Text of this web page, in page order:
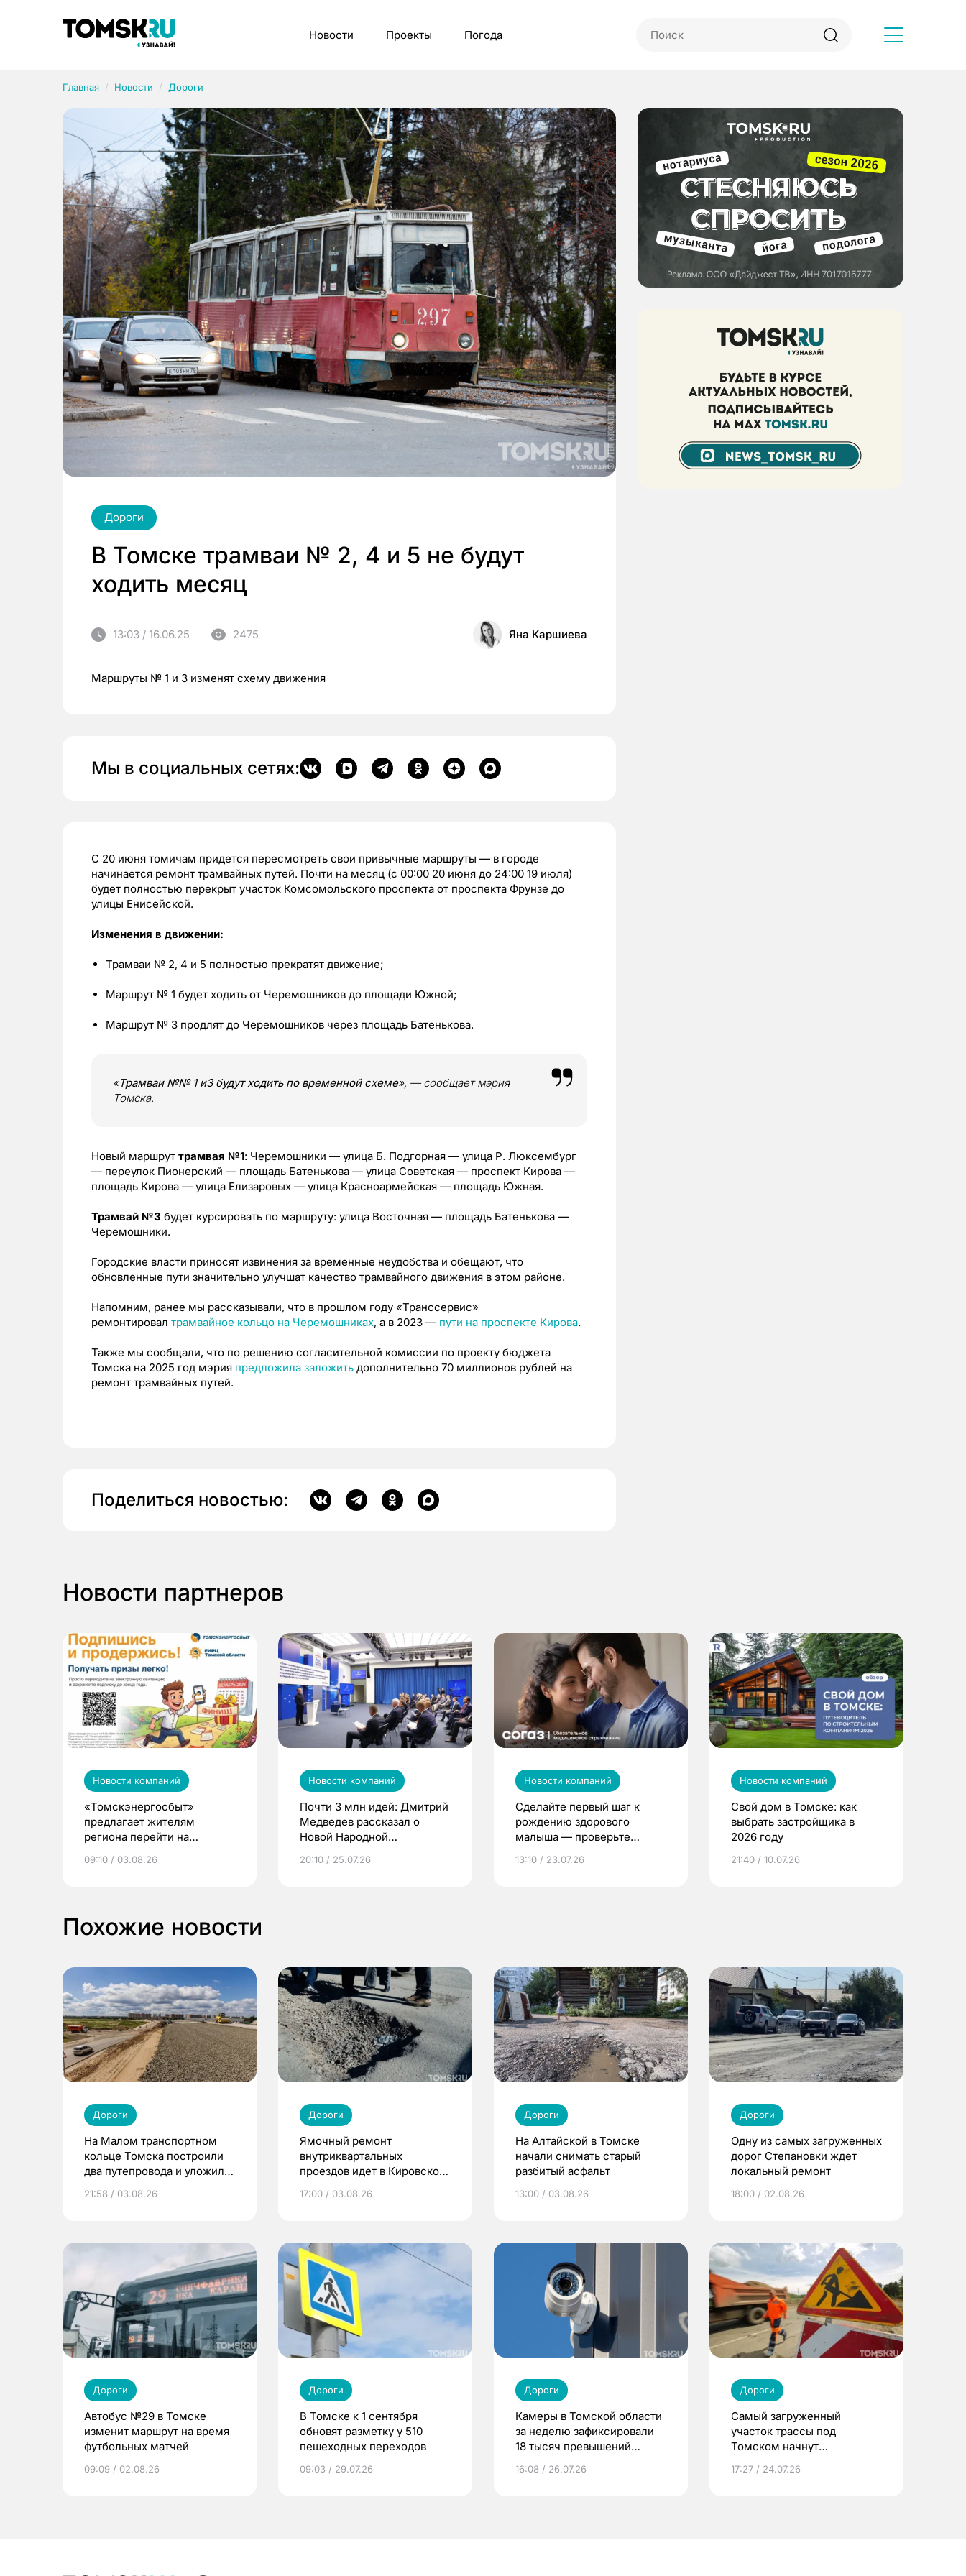
Новости Проекты Погода
Главная Новости Дороги
Дороги
В Томске трамваи № 2, 4 и 5 не будут
ходить месяц
13:03 / 16.06.25 2475 Яна Каршиева
Маршруты № 1 и 3 изменят схему движения
Мы в социальных сетях:
С 20 июня томичам придется пересмотреть свои привычные маршруты — в городе
начинается ремонт трамвайных путей. Почти на месяц (с 00:00 20 июня до 24:00 19 июля)
будет полностью перекрыт участок Комсомольского проспекта от проспекта Фрунзе до
улицы Енисейской.
Изменения в движении:
Трамваи № 2, 4 и 5 полностью прекратят движение;
Маршрут № 1 будет ходить от Черемошников до площади Южной;
Маршрут № 3 продлят до Черемошников через площадь Батенькова.
«Трамваи №№ 1 и3 будут ходить по временной схеме», — сообщает мэрия
Томска.
Новый маршрут трамвая №1: Черемошники — улица Б. Подгорная — улица Р. Люксембург
— переулок Пионерский — площадь Батенькова — улица Советская — проспект Кирова —
площадь Кирова — улица Елизаровых — улица Красноармейская — площадь Южная.
Трамвай №3 будет курсировать по маршруту: улица Восточная — площадь Батенькова —
Черемошники.
Городские власти приносят извинения за временные неудобства и обещают, что
обновленные пути значительно улучшат качество трамвайного движения в этом районе.
Напомним, ранее мы рассказывали, что в прошлом году «Транссервис»
ремонтировал трамвайное кольцо на Черемошниках, а в 2023 — пути на проспекте Кирова.
Также мы сообщали, что по решению согласительной комиссии по проекту бюджета
Томска на 2025 год мэрия предложила заложить дополнительно 70 миллионов рублей на
ремонт трамвайных путей.
Поделиться новостью:
Новости партнеров
Новости компаний
«Томскэнергосбыт»
предлагает жителям
региона перейти на
выиграть призы
09:10 / 03.08.26
Новости компаний
Почти 3 млн идей: Дмитрий
Медведев рассказал о
Новой Народной
20:10 / 25.07.26
Новости компаний
Сделайте первый шаг к
рождению здорового
малыша — проверьте
по ОМС!
13:10 / 23.07.26
Новости компаний
Свой дом в Томске: как
выбрать застройщика в
2026 году
21:40 / 10.07.26
Похожие новости
Дороги
На Малом транспортном
кольце Томска построили
два путепровода и уложили
21:58 / 03.08.26
Дороги
Ямочный ремонт
внутриквартальных
проездов идет в Кировском
17:00 / 03.08.26
Дороги
На Алтайской в Томске
начали снимать старый
разбитый асфальт
13:00 / 03.08.26
Дороги
Одну из самых загруженных
дорог Степановки ждет
локальный ремонт
18:00 / 02.08.26
Дороги
Автобус №29 в Томске
изменит маршрут на время
футбольных матчей
09:09 / 02.08.26
Дороги
В Томске к 1 сентября
обновят разметку у 510
пешеходных переходов
09:03 / 29.07.26
Дороги
Камеры в Томской области
за неделю зафиксировали
18 тысяч превышений
16:08 / 26.07.26
Дороги
Самый загруженный
участок трассы под
Томском начнут
17:27 / 24.07.26
Рубрики